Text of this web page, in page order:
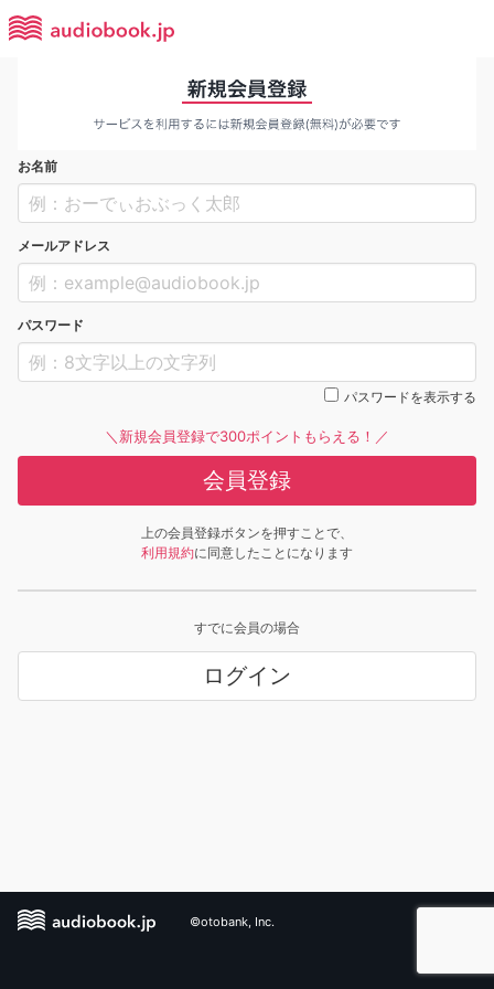
お名前
メールアドレス
パスワード
パスワードを表示する
＼新規会員登録で300ポイントもらえる！／
会員登録
上の会員登録ボタンを押すことで、
利用規約に同意したことになります
すでに会員の場合
ログイン
©otobank, Inc.